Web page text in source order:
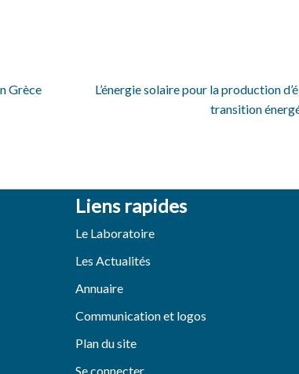
Grèce
L’énergie solaire pour la production
transition
Liens rapides
Le Laboratoire
Les Actualités
Annuaire
Communication et logos
Plan du site
Se connecter